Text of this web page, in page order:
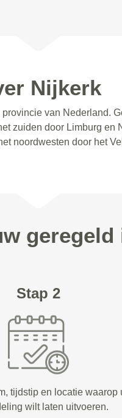
Nijkerk
van Nederland.
zuiden door Limburg
noordwesten door het
Stap 2
tijdstip en locatie waarop
wilt laten uitvoeren.